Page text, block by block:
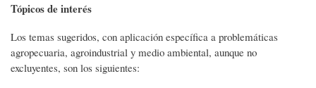
Tópicos de interés
Los temas sugeridos, con aplicación específica a problemáticas
agropecuaria, agroindustrial y medio ambiental, aunque no
excluyentes, son los siguientes: